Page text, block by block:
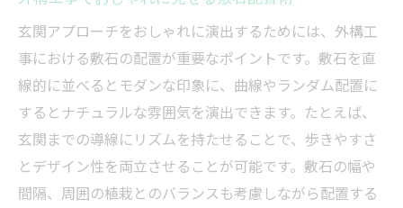
玄関アプローチをおしゃれに演出するためには、外構工
事における敷石の配置が重要なポイントです。敷石を直
線的に並べるとモダンな印象に、曲線やランダム配置に
するとナチュラルな雰囲気を演出できます。たとえば、
玄関までの導線にリズムを持たせることで、歩きやすさ
とデザイン性を両立させることが可能です。敷石の幅や
間隔、周囲の植栽とのバランスも考慮しながら配置する